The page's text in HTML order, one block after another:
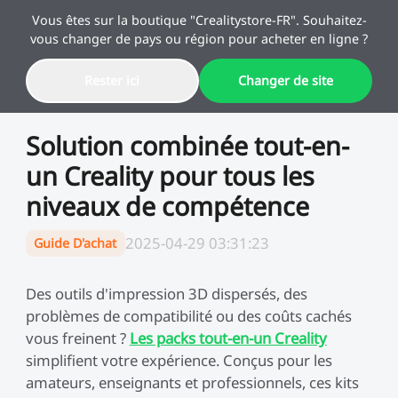
Offres
Offres Speciales Rentrée
pour les étudiants et les
créateurs.
Offres en Combo
Imprimante 3D
🔥 En stock 🔥-100 € Immédiats
Série K1
SPARKX
Série Ender
Série SPARK i7
Série K2
Scanner 3D
Série Pika
Graveur Laser
Solution combinée tout-en-
un Creality pour tous les
niveaux de compétence
Guide D'achat 2025-04-29 03:31:23
Des outils d'impression 3D dispersés, des
problèmes de compatibilité ou des coûts cachés
vous freinent ? Les packs tout-en-un Creality
simplifient votre expérience. Conçus pour les
amateurs, enseignants et professionnels, ces kits
Vous êtes sur la boutique "Crealitystore-FR". Souhaitez-
vous changer de pays ou région pour acheter en ligne ?
Changer de site